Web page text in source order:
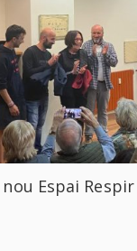
Espai Respir